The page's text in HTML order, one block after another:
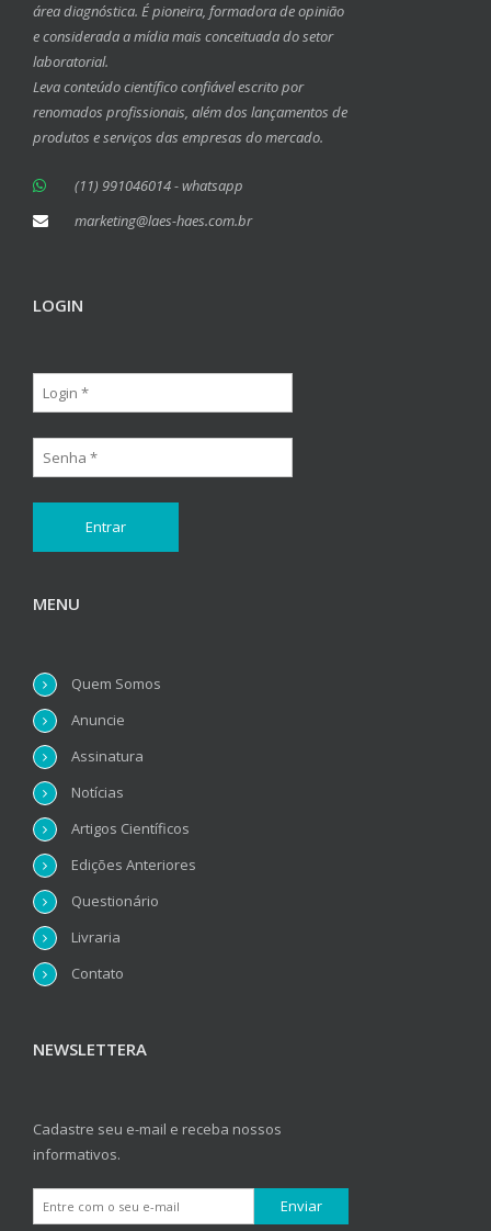
área diagnóstica. É pioneira, formadora de opinião
e considerada a mídia mais conceituada do setor
laboratorial.
Leva conteúdo científico confiável escrito por
renomados profissionais, além dos lançamentos de
produtos e serviços das empresas do mercado.
(11) 991046014 - whatsapp
marketing@laes-haes.com.br
LOGIN
MENU
Quem Somos
Anuncie
Assinatura
Notícias
Artigos Científicos
Edições Anteriores
Questionário
Livraria
Contato
NEWSLETTERA
Cadastre seu e-mail e receba nossos
informativos.